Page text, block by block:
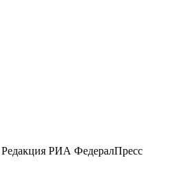
Редакция РИА ФедералПресс